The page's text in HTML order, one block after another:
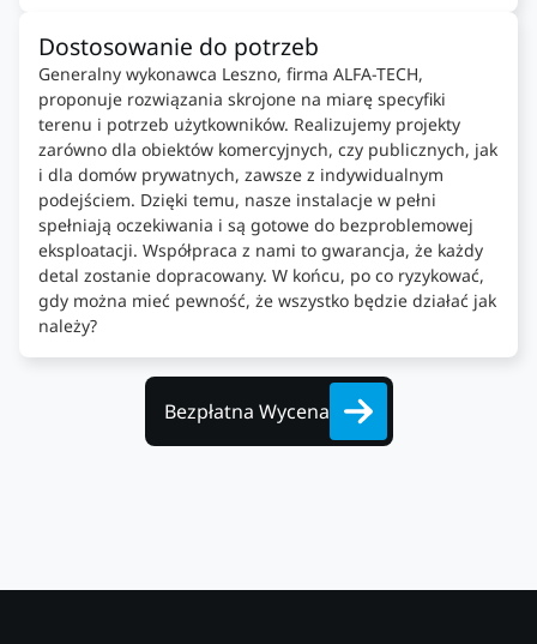
Dostosowanie do potrzeb
Generalny wykonawca Leszno, firma ALFA-TECH,
proponuje rozwiązania skrojone na miarę specyfiki
terenu i potrzeb użytkowników. Realizujemy projekty
zarówno dla obiektów komercyjnych, czy publicznych, jak
i dla domów prywatnych, zawsze z indywidualnym
podejściem. Dzięki temu, nasze instalacje w pełni
spełniają oczekiwania i są gotowe do bezproblemowej
eksploatacji. Współpraca z nami to gwarancja, że każdy
detal zostanie dopracowany. W końcu, po co ryzykować,
gdy można mieć pewność, że wszystko będzie działać jak
należy?
Bezpłatna Wycena